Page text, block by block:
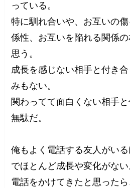
っている。
特に馴れ合いや、お互いの
係性、お互いを陥れる関係
思う。
成長を感じない相手と付き
みもない。
関わってて面白くない相手
無駄だ。
俺もよく電話する友人がい
でほとんど成長や変化がない
電話をかけてきたと思った